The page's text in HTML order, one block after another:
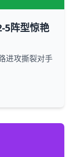
5阵型惊艳
进攻撕裂对手